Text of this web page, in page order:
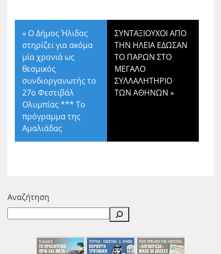
« Ο Δήμος Ήλιδας
στηρίζει για ακόμα
μία χρονιά ως
θεσμικός
συνδιοργανωτής το
27ο Φεστιβάλ
Ολυμπίας *** Το
πρόγραμμα της
Αμαλιάδας
ΣΥΝΤΑΞΙΟΥΧΟΙ ΑΠΟ
ΤΗΝ ΗΛΕΙΑ ΕΔΩΣΑΝ
ΤΟ ΠΑΡΩΝ ΣΤΟ
ΜΕΓΑΛΟ
ΣΥΛΛΑΛΗΤΗΡΙΟ
ΤΩΝ ΑΘΗΝΩΝ »
Αναζήτηση